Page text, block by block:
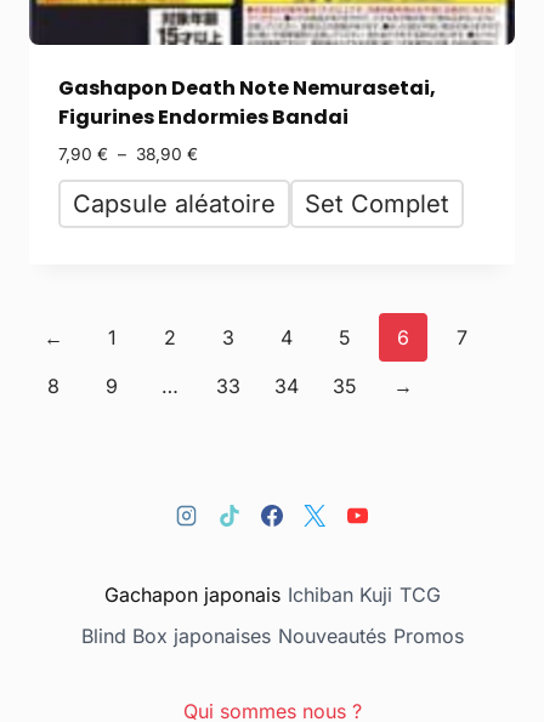
Gashapon Death Note Nemurasetai,
Figurines Endormies Bandai
7,90 € – 38,90 €
Capsule aléatoire Set Complet
← 1 2 3 4 5 6
7
8
9 … 33 34 35 →
Gachapon japonais Ichiban Kuji TCG
Blind Box japonaises Nouveautés Promos
Qui sommes nous ?